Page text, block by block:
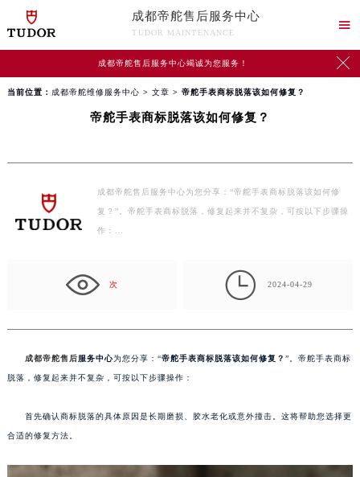
成都帝舵售后服务中心
TUDOR MAINTENANCE

成都帝舵售后服务中心竭诚为您服务！ 
当前位置： 成都帝舵维修服务中心 > 文章 > 帝舵手表商标脱落该如何修复？
帝舵手表商标脱落该如何修复？
成都帝舵售后服务中心为您分享：“帝舵手表商标脱落该如何修
复？”。帝舵手表商标脱落，修复起来并不复杂，可按以下步骤操
作：…
次  2024-04-29
成都帝舵售后服务中心为您分享：“帝舵手表商标脱落该如何修复？ ”。帝舵手表商标
脱落，修复起来并不复杂，可按以下步骤操作：
首先确认商标脱落的具体原因是长期磨损、胶水老化或意外撞击。这将帮助您选择更
合适的修复方法。